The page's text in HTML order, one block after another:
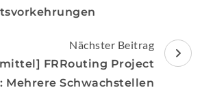
Nächster Beitrag
FRRouting Project
Mehrere Schwachstellen